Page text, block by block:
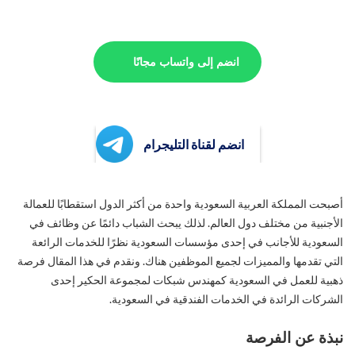
انضم إلى واتساب مجانًا
انضم لقناة التليجرام
أصبحت المملكة العربية السعودية واحدة من أكثر الدول استقطابًا للعمالة
الأجنبية من مختلف دول العالم. لذلك يبحث الشباب دائمًا عن وظائف في
السعودية للأجانب في إحدى مؤسسات السعودية نظرًا للخدمات الرائعة
التي تقدمها والمميزات لجميع الموظفين هناك. ونقدم في هذا المقال فرصة
ذهبية للعمل في السعودية كمهندس شبكات لمجموعة الحكير إحدى
الشركات الرائدة في الخدمات الفندقية في السعودية.
نبذة عن الفرصة